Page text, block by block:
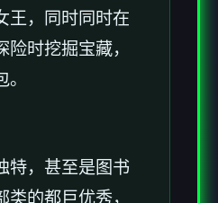
王，同时同时在
时挖掘宝藏，
特，甚至是图书
的都巨优秀，